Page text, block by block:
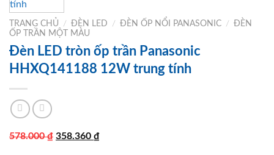
TRANG CHỦ / ĐÈN LED / ĐÈN ỐP NỔI PANASONIC /
ĐÈN
ỐP TRẦN MỘT MÀU
Đèn LED tròn ốp trần Panasonic
HHXQ141188 12W trung tính
578.000₫ Giá
358.360 ₫Giá